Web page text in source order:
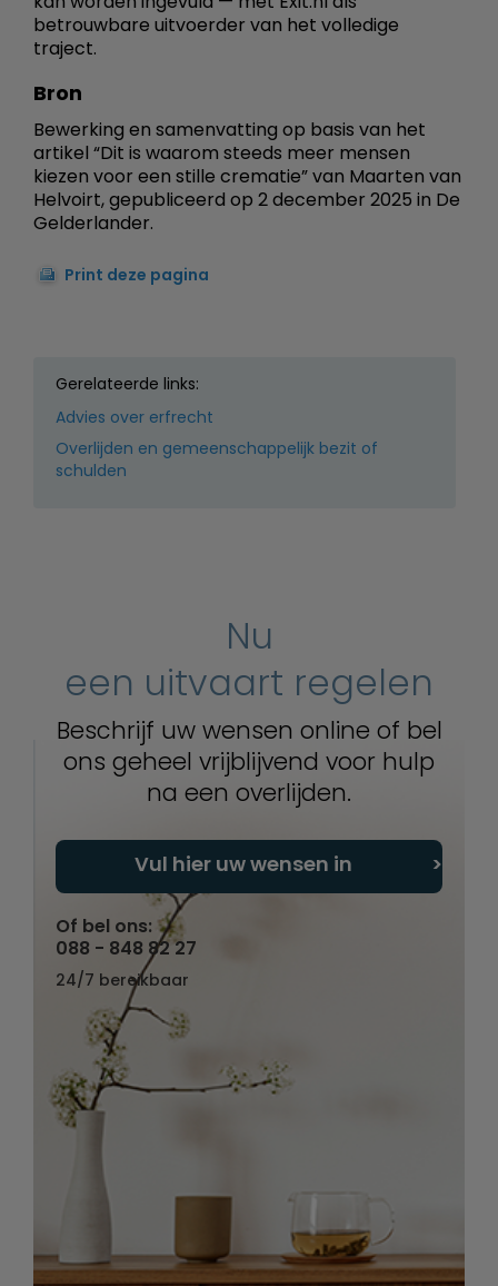
betrouwbare uitvoerder van het volledige
traject.
Bron
Bewerking en samenvatting op basis van het
artikel “Dit is waarom steeds meer mensen
kiezen voor een stille crematie” van Maarten van
Helvoirt, gepubliceerd op 2 december 2025 in De
Gelderlander.
Print deze pagina
Gerelateerde links:
Advies over erfrecht
Overlijden en gemeenschappelijk bezit of
schulden
Nu
een uitvaart regelen
Beschrijf uw wensen online of bel
ons geheel vrijblijvend voor hulp
na een overlijden.
Vul hier uw wensen in
Of bel ons:
088 - 848 82 27
24/7 bereikbaar